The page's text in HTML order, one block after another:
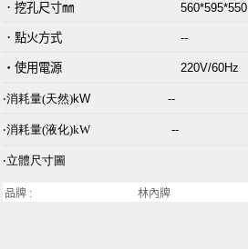
．挖孔尺寸㎜ 560*595*550
．點火方式 --
‧ 使用電源 220V/60Hz
‧消耗量(天然)kW --
‧消耗量(液化)kW --
‧立體尺寸圖
品牌 : 林內牌